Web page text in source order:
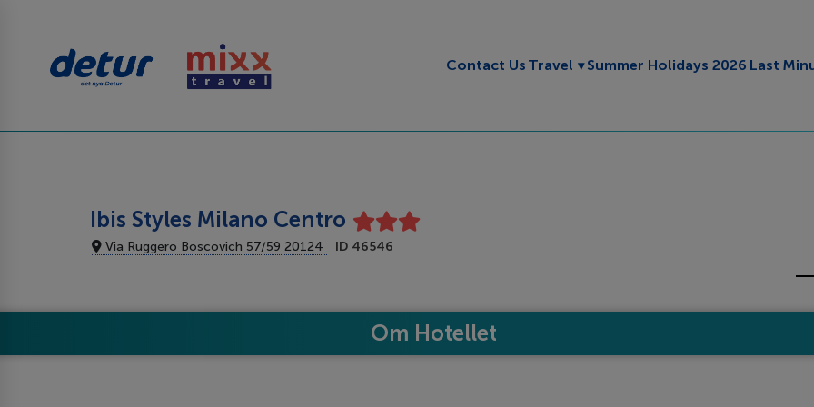
Contact Us Travel Toggle submenu
Summer Holidays 2026 Last
Ibis Styles Milano Centro
Via Ruggero Boscovich 57/59 20124 ID 46546
Om Hotellet